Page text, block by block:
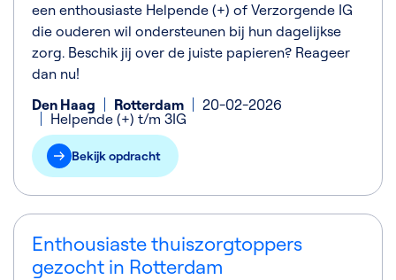
een enthousiaste Helpende (+) of Verzorgende IG
die ouderen wil ondersteunen bij hun dagelijkse
zorg. Beschik jij over de juiste papieren? Reageer
dan nu!
Den Haag
Rotterdam
20-02-2026
Helpende (+) t/m 3IG
Bekijk opdracht
Enthousiaste thuiszorgtoppers
gezocht in Rotterdam